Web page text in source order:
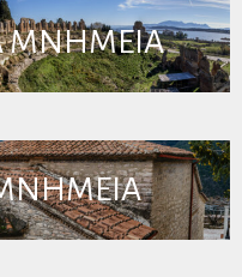
ΜΝΗΜΕΙΑ